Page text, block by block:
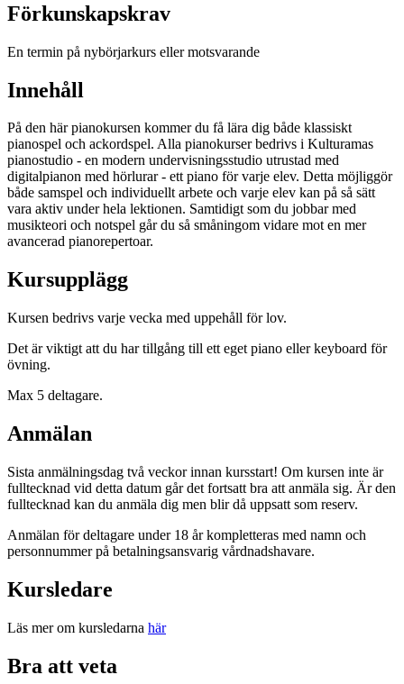
Förkunskapskrav
En termin på nybörjarkurs eller motsvarande
Innehåll
På den här pianokursen kommer du få lära dig både klassiskt
pianospel och ackordspel. Alla pianokurser bedrivs i Kulturamas
pianostudio - en modern undervisningsstudio utrustad med
digitalpianon med hörlurar - ett piano för varje elev. Detta möjliggör
både samspel och individuellt arbete och varje elev kan på så sätt
vara aktiv under hela lektionen. Samtidigt som du jobbar med
musikteori och notspel går du så småningom vidare mot en mer
avancerad pianorepertoar.
Kursupplägg
Kursen bedrivs varje vecka med uppehåll för lov.
Det är viktigt att du har tillgång till ett eget piano eller keyboard för
övning.
Max 5 deltagare.
Anmälan
Sista anmälningsdag två veckor innan kursstart! Om kursen inte är
fulltecknad vid detta datum går det fortsatt bra att anmäla sig. Är den
fulltecknad kan du anmäla dig men blir då uppsatt som reserv.
Anmälan för deltagare under 18 år kompletteras med namn och
personnummer på betalningsansvarig vårdnadshavare.
Kursledare
Läs mer om kursledarna här
Bra att veta